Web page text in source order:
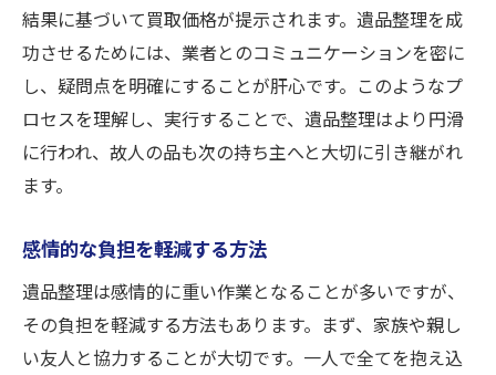
過剰な期待を持たないためのアドバイス
適正価格を見逃さない方法
詐欺や悪質業者の見分け方
事前に確認すべき買取条件
契約後に問題が発生した際の対処法
タイムスケジュールの設定と管理
必要な書類の準備と確認
家族間での役割分担の明確化
専門家のサポートを受けるメリット
結果に基づいて買取価格が提示されます。遺品整理を成
功させるためには、業者とのコミュニケーションを密に
し、疑問点を明確にすることが肝心です。このようなプ
ロセスを理解し、実行することで、遺品整理はより円滑
に行われ、故人の品も次の持ち主へと大切に引き継がれ
ます。
感情的な負担を軽減する方法
遺品整理は感情的に重い作業となることが多いですが、
その負担を軽減する方法もあります。まず、家族や親し
い友人と協力することが大切です。一人で全てを抱え込